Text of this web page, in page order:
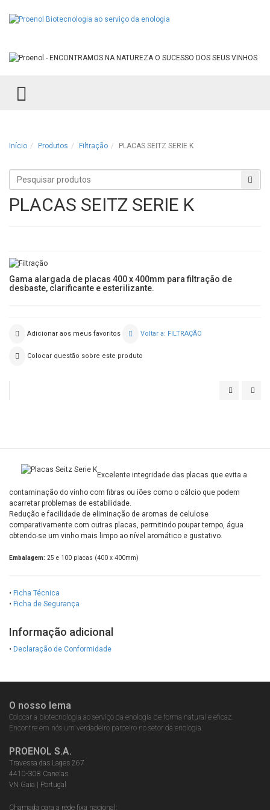
TOGGLE MENU
Início Produtos Filtração PLACAS SEITZ SERIE K
Procurar
produtos
PLACAS SEITZ SERIE K
Gama alargada de placas 400 x 400mm para filtração de
desbaste, clarificante e esterilizante.
Adicionar aos meus favoritos Voltar a: FILTRAÇÃO
Colocar questão sobre este produto
OENOFIL
Excelente integridade das placas que evita a
contaminação do vinho com fibras ou iões como o cálcio que podem
acarretar problemas de estabilidade.
Redução e facilidade de eliminação de aromas de celulose
comparativamente com outras placas, permitindo poupar tempo, água
obtendo-se um vinho mais limpo ao nível aromático e gustativo.
Embalagem: 25 e 100 placas (400 x 400mm)
• Ficha Técnica
• Ficha de Segurança
Informação adicional
• Declaração de Conformidade
O nosso lema
Colocar a biotecnologia ao serviço da enologia de forma natural e eficaz.
Encontre em nós um verdadeiro parceiro no setor da enologia.
PROENOL S.A.
Travessa das Lages 267
4410-308 Canelas
VN Gaia | Portugal
Chamada para a rede fixa nacional: